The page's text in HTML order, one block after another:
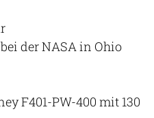
der NASA in Ohio
F401-PW-400 mit 130